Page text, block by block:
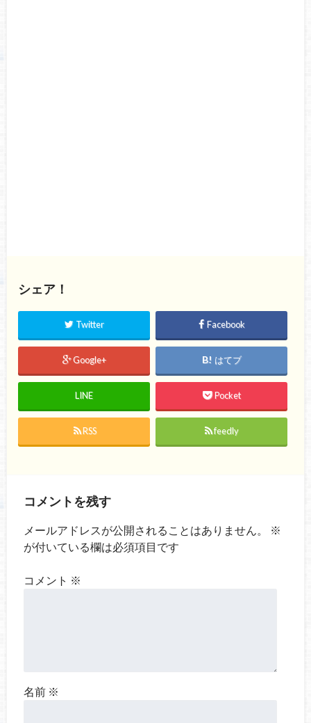
シェア！
Twitter Facebook
Google+ はてブ
LINE Pocket
RSS feedly
コメントを残す
メールアドレスが公開されることはありません。
※
が付いている欄は必須項目です
コメント ※
名前 ※